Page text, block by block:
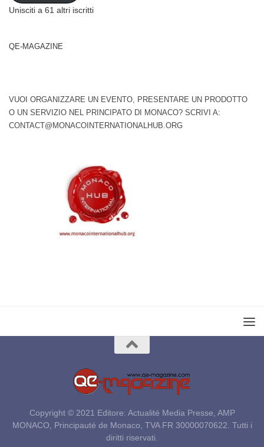
Unisciti a 61 altri iscritti
QE-MAGAZINE
VUOI ORGANIZZARE UN EVENTO, PRESENTARE UN PRODOTTO
O UN SERVIZIO NEL PRINCIPATO DI MONACO? SCRIVI A:
CONTACT@MONACOINTERNATIONALHUB.ORG
Copyright © 2021 Editore: Actualité Media Presse, AMP
MONACO, Principauté de Monaco, TVA FR 30000070622. Tutti i
diritti riservati.